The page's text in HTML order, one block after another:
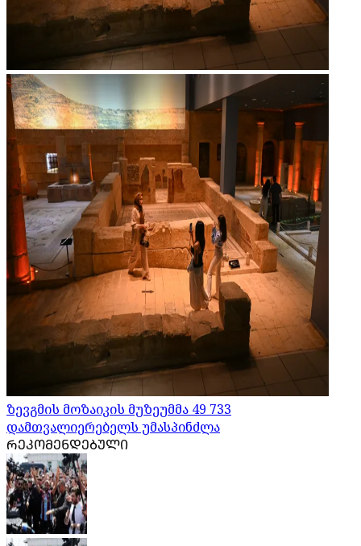
ზევგმის მოზაიკის მუზეუმმა 49 733
დამთვალიერებელს უმასპინძლა
ᲠᲔᲙᲝᲛᲔᲜᲓᲔᲑᲣᲚᲘ